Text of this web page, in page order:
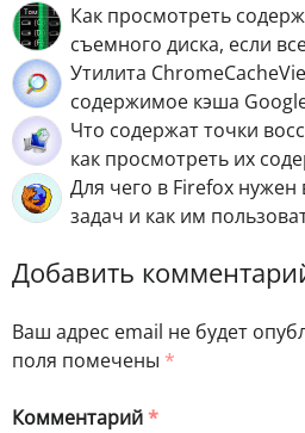
Как просмотреть
съемного диска, если
Утилита
содержимое кэша
Что содержат точки
как просмотреть их
Для чего в Firefox
задач и как им
Добавить
Ваш адрес email не будет
поля помечены *
Комментарий*